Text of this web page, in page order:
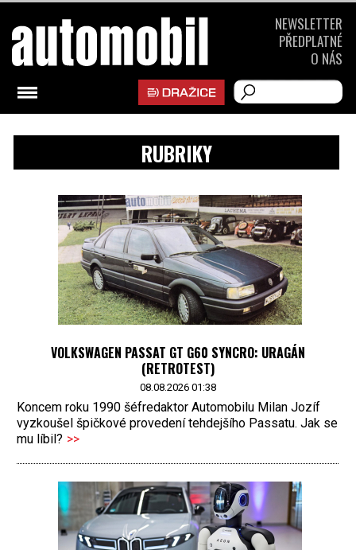
RUBRIKY
VOLKSWAGEN PASSAT GT G60 SYNCRO: URAGÁN
(RETROTEST)
08.08.2026 01:38
Koncem roku 1990 šéfredaktor Automobilu Milan Jozíf
vyzkoušel špičkové provedení tehdejšího Passatu. Jak se
mu líbil? >>
NEWSLETTER
PŘEDPLATNÉ
O NÁS